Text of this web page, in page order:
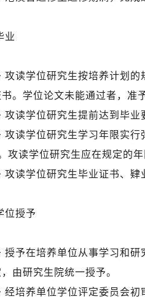
业
攻读学位研究生按培养计划
。学位论文未能通过者，准
攻读学位研究生提前达到毕
攻读学位研究生学习年限实
攻读学位研究生应在规定的
攻读学位研究生毕业证书、
位授予
授予在培养单位从事学习和
由研究生院统一授予。
经培养单位学位评定委员会